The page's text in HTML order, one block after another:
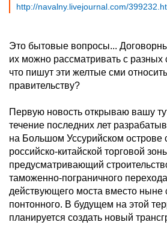
http://navalny.livejournal.com/
Это бытовые вопросы...
их можно рассматривать с разных
что пишут эти желтые сми
правительству?
Первую новость открываю вашу
течение последних лет
на Большом Уссурийском острове
российско-китайской торговой
предусматривающий
таможенно-пограничного
действующего моста вместо ныне
понтонного. В будущем на этой
планируется создать новый